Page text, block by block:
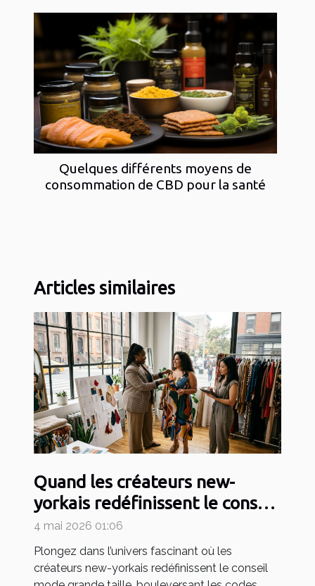
Quelques différents moyens de
consommation de CBD pour la santé
Articles similaires
Quand les créateurs new-
yorkais redéfinissent le conseil
mode grande taille
4 mai 2026 01:06
Plongez dans l’univers fascinant où les
créateurs new-yorkais redéfinissent le conseil